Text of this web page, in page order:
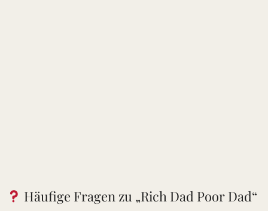
Häufige Fragen zu „Rich Dad Poor Dad“